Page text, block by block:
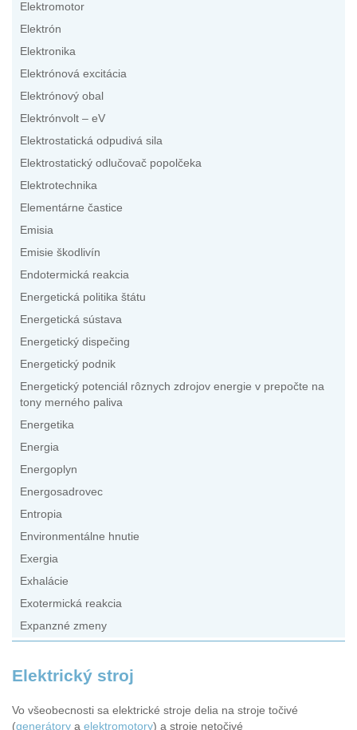
Elektromotor
Elektrón
Elektronika
Elektrónová excitácia
Elektrónový obal
Elektrónvolt – eV
Elektrostatická odpudivá sila
Elektrostatický odlučovač popolčeka
Elektrotechnika
Elementárne častice
Emisia
Emisie škodlivín
Endotermická reakcia
Energetická politika štátu
Energetická sústava
Energetický dispečing
Energetický podnik
Energetický potenciál rôznych zdrojov energie v prepočte na
tony merného paliva
Energetika
Energia
Energoplyn
Energosadrovec
Entropia
Environmentálne hnutie
Exergia
Exhalácie
Exotermická reakcia
Expanzné zmeny
Elektrický stroj
Vo všeobecnosti sa elektrické stroje delia na stroje točivé
(generátory a elektromotory) a stroje netočivé